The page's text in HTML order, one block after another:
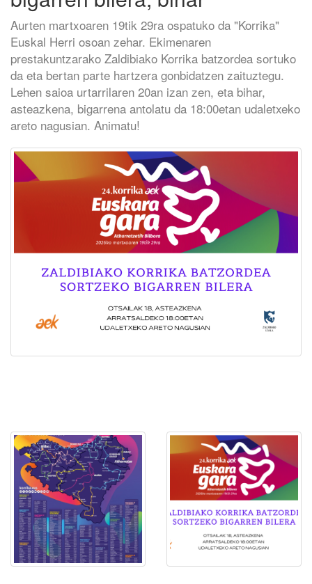
Aurten martxoaren 19tik 29ra ospatuko da "Korrika"
Euskal Herri osoan zehar. Ekimenaren
prestakuntzarako Zaldibiako Korrika batzordea sortuko
da eta bertan parte hartzera gonbidatzen zaituztegu.
Lehen saioa urtarrilaren 20an izan zen, eta bihar,
asteazkena, bigarrena antolatu da 18:00etan udaletxeko
areto nagusian. Animatu!